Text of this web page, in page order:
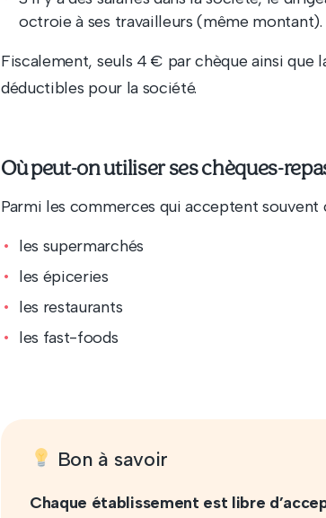
octroie à ses travailleurs (même montant).
Fiscalement, seuls 4 € par chèque ainsi
déductibles pour la société.
Où peut-on utiliser ses chèques-
Parmi les commerces qui acceptent
les supermarchés
les épiceries
les restaurants
les fast-foods
Bon à savoir
Chaque établissement est libre